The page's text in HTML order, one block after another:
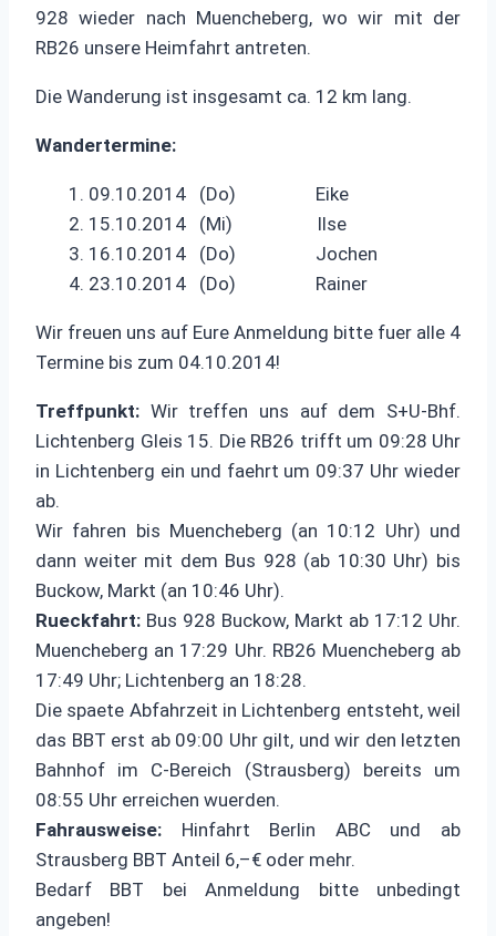
928 wieder nach Muencheberg, wo wir mit der
RB26 unsere Heimfahrt antreten.
Die Wanderung ist insgesamt ca. 12 km lang.
Wandertermine:
1. 09.10.2014 (Do) Eike
2. 15.10.2014 (Mi) Ilse
3. 16.10.2014 (Do) Jochen
4. 23.10.2014 (Do) Rainer
Wir freuen uns auf Eure Anmeldung bitte fuer alle 4
Termine bis zum 04.10.2014!
Treffpunkt: Wir treffen uns auf dem S+U-Bhf.
Lichtenberg Gleis 15. Die RB26 trifft um 09:28 Uhr
in Lichtenberg ein und faehrt um 09:37 Uhr wieder
ab.
Wir fahren bis Muencheberg (an 10:12 Uhr) und
dann weiter mit dem Bus 928 (ab 10:30 Uhr) bis
Buckow, Markt (an 10:46 Uhr).
Rueckfahrt: Bus 928 Buckow, Markt ab 17:12 Uhr.
Muencheberg an 17:29 Uhr. RB26 Muencheberg ab
17:49 Uhr; Lichtenberg an 18:28.
Die spaete Abfahrzeit in Lichtenberg entsteht, weil
das BBT erst ab 09:00 Uhr gilt, und wir den letzten
Bahnhof im C-Bereich (Strausberg) bereits um
08:55 Uhr erreichen wuerden.
Fahrausweise: Hinfahrt Berlin ABC und ab
Strausberg BBT Anteil 6,–€ oder mehr.
Bedarf BBT bei Anmeldung bitte unbedingt
angeben!